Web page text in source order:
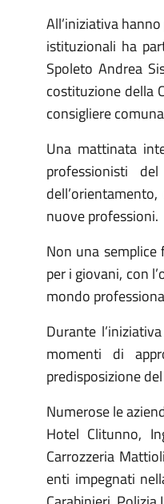
All’iniziativa
istituzionali ha
Spoleto Andrea
costituzione della
consigliere
Una mattinata
professionisti
nuove professioni.
Non una
per i giovani, con
mondo
Durante
momenti di
predisposizione
Numerose le
Hotel Clitunno,
Carrozzeria
enti impegnati